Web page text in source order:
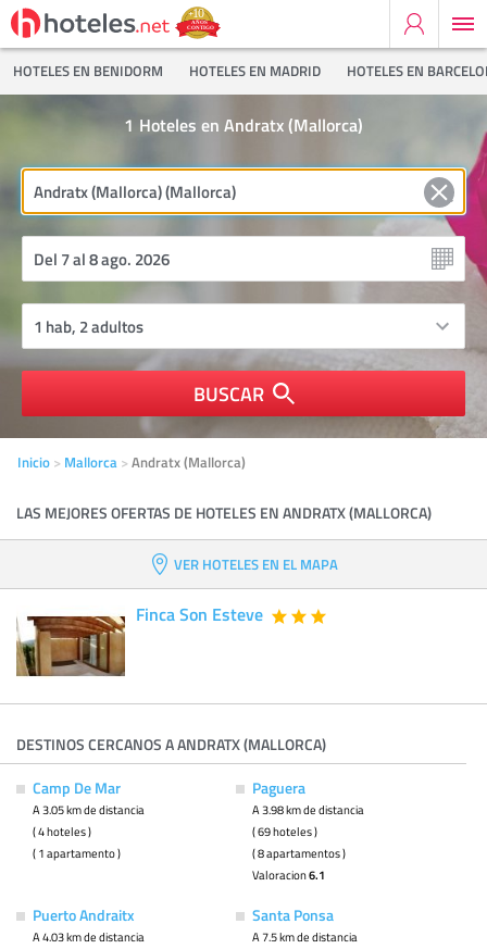
HOTELES EN BENIDORM HOTELES EN MADRID HOTELES EN
Hoteles en Andratx (Mallorca)
1
BUSCAR
Inicio Mallorca Andratx (Mallorca)
LAS MEJORES OFERTAS DE HOTELES EN ANDRATX (MALLORCA)
VER HOTELES EN EL MAPA
Finca Son Esteve
DESTINOS CERCANOS A ANDRATX (MALLORCA)
Camp De Mar
A 3.05 km de distancia
( 4 hoteles )
( 1 apartamento )
Paguera
A 3.98 km de distancia
( 69 hoteles )
( 8 apartamentos )
Valoracion6.1
Puerto Andraitx
A 4.03 km de distancia
Santa Ponsa
A 7.5 km de distancia